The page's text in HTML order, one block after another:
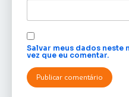
Salvar meus dados neste
vez que eu comentar.